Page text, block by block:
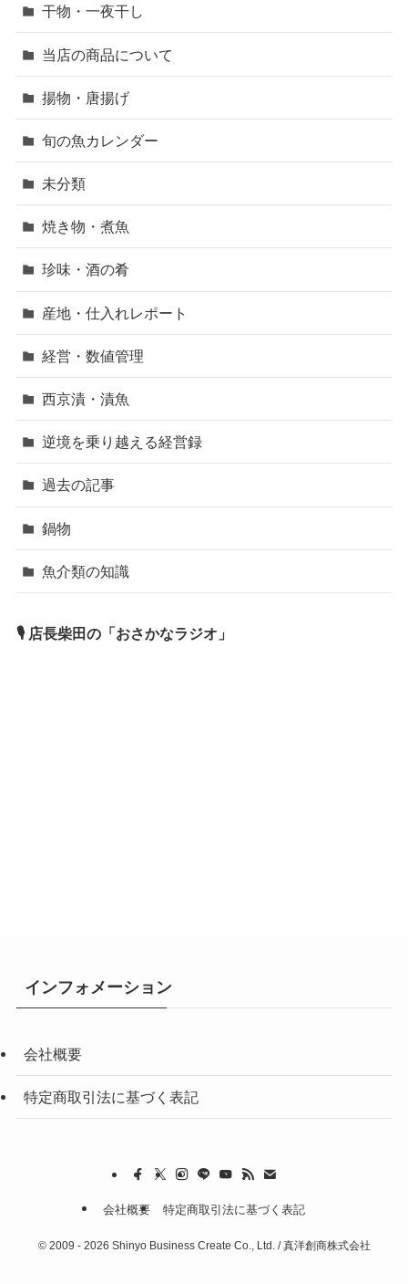
干物・一夜干し
当店の商品について
揚物・唐揚げ
旬の魚カレンダー
未分類
焼き物・煮魚
珍味・酒の肴
産地・仕入れレポート
経営・数値管理
西京漬・漬魚
逆境を乗り越える経営録
過去の記事
鍋物
魚介類の知識
🎙 店長柴田の「おさかなラジオ」
インフォメーション
会社概要
特定商取引法に基づく表記
会社概要 特定商取引法に基づく表記
©2009 - 2026 Shinyo Business Create Co., Ltd. / 真洋創商株式会社